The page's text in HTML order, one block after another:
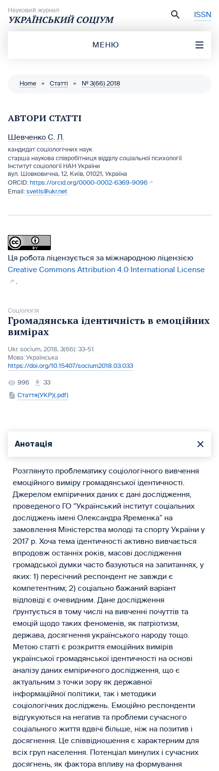
Науковий журнал
УКРАЇНСЬКИЙ СОЦІУМ ISSN
МЕНЮ
Home » Статті » № 3(66) 2018
АВТОРИ СТАТТІ
Шевченко С. Л.
кандидат соціологічних наук
старша наукова співробітниця відділу соціальної психології
Інститут соціології НАН України
вул. Шовковична, 12, Київ, 01021, Україна
https://orcid.org/0000-0002-6369-9096
svetls@ukr.net
Ця робота ліцензується за міжнародною ліцензією
Creative Commons Attribution 4.0 International License
Соціологія
Громадянська ідентичність в емоційних
вимірах
Ukr. socìum, 2018, 3(66): 33-51
Мова:Українська
https://doi.org/10.15407/socium2018.03.033
996
33
Стаття(УКР)(.pdf)
Анотація
Розглянуто проблематику соціологічного вивчення
емоційного виміру громадянської ідентичності.
Джерелом емпіричних даних є дані дослідження,
проведеного ГО “Український інститут соціальних
досліджень імені Олександра Яременка” на
замовлення Міністерства молоді та спорту України у
2017 р. Хоча тема ідентичності активно вивчається
впродовж останніх років, масові дослідження
громадської думки часто базуються на запитаннях, у
яких: 1) пересічний респондент не завжди є
компетентним; 2) соціально бажаний варіант
відповіді є очевидним. Дане дослідження
ґрунтується в тому числі на вивченні почуттів та
емоцій щодо таких феноменів, як патріотизм,
держава, досягнення українського народу тощо.
Метою статті є розкриття емоційних вимірів
української громадянської ідентичності на основі
аналізу даних емпіричного дослідження, що є
актуальним з точки зору як державної
інформаційної політики, так і методики
соціологічних досліджень. Емоційно респонденти
відгукуються на негатив та проблеми сучасного
соціального життя вдвічі більше, ніж на позитив і
досягнення. Це співвідношення є характерним для
всіх груп населення. Потенціал минулих і сучасних
досягнень, як фактора впливу на формування